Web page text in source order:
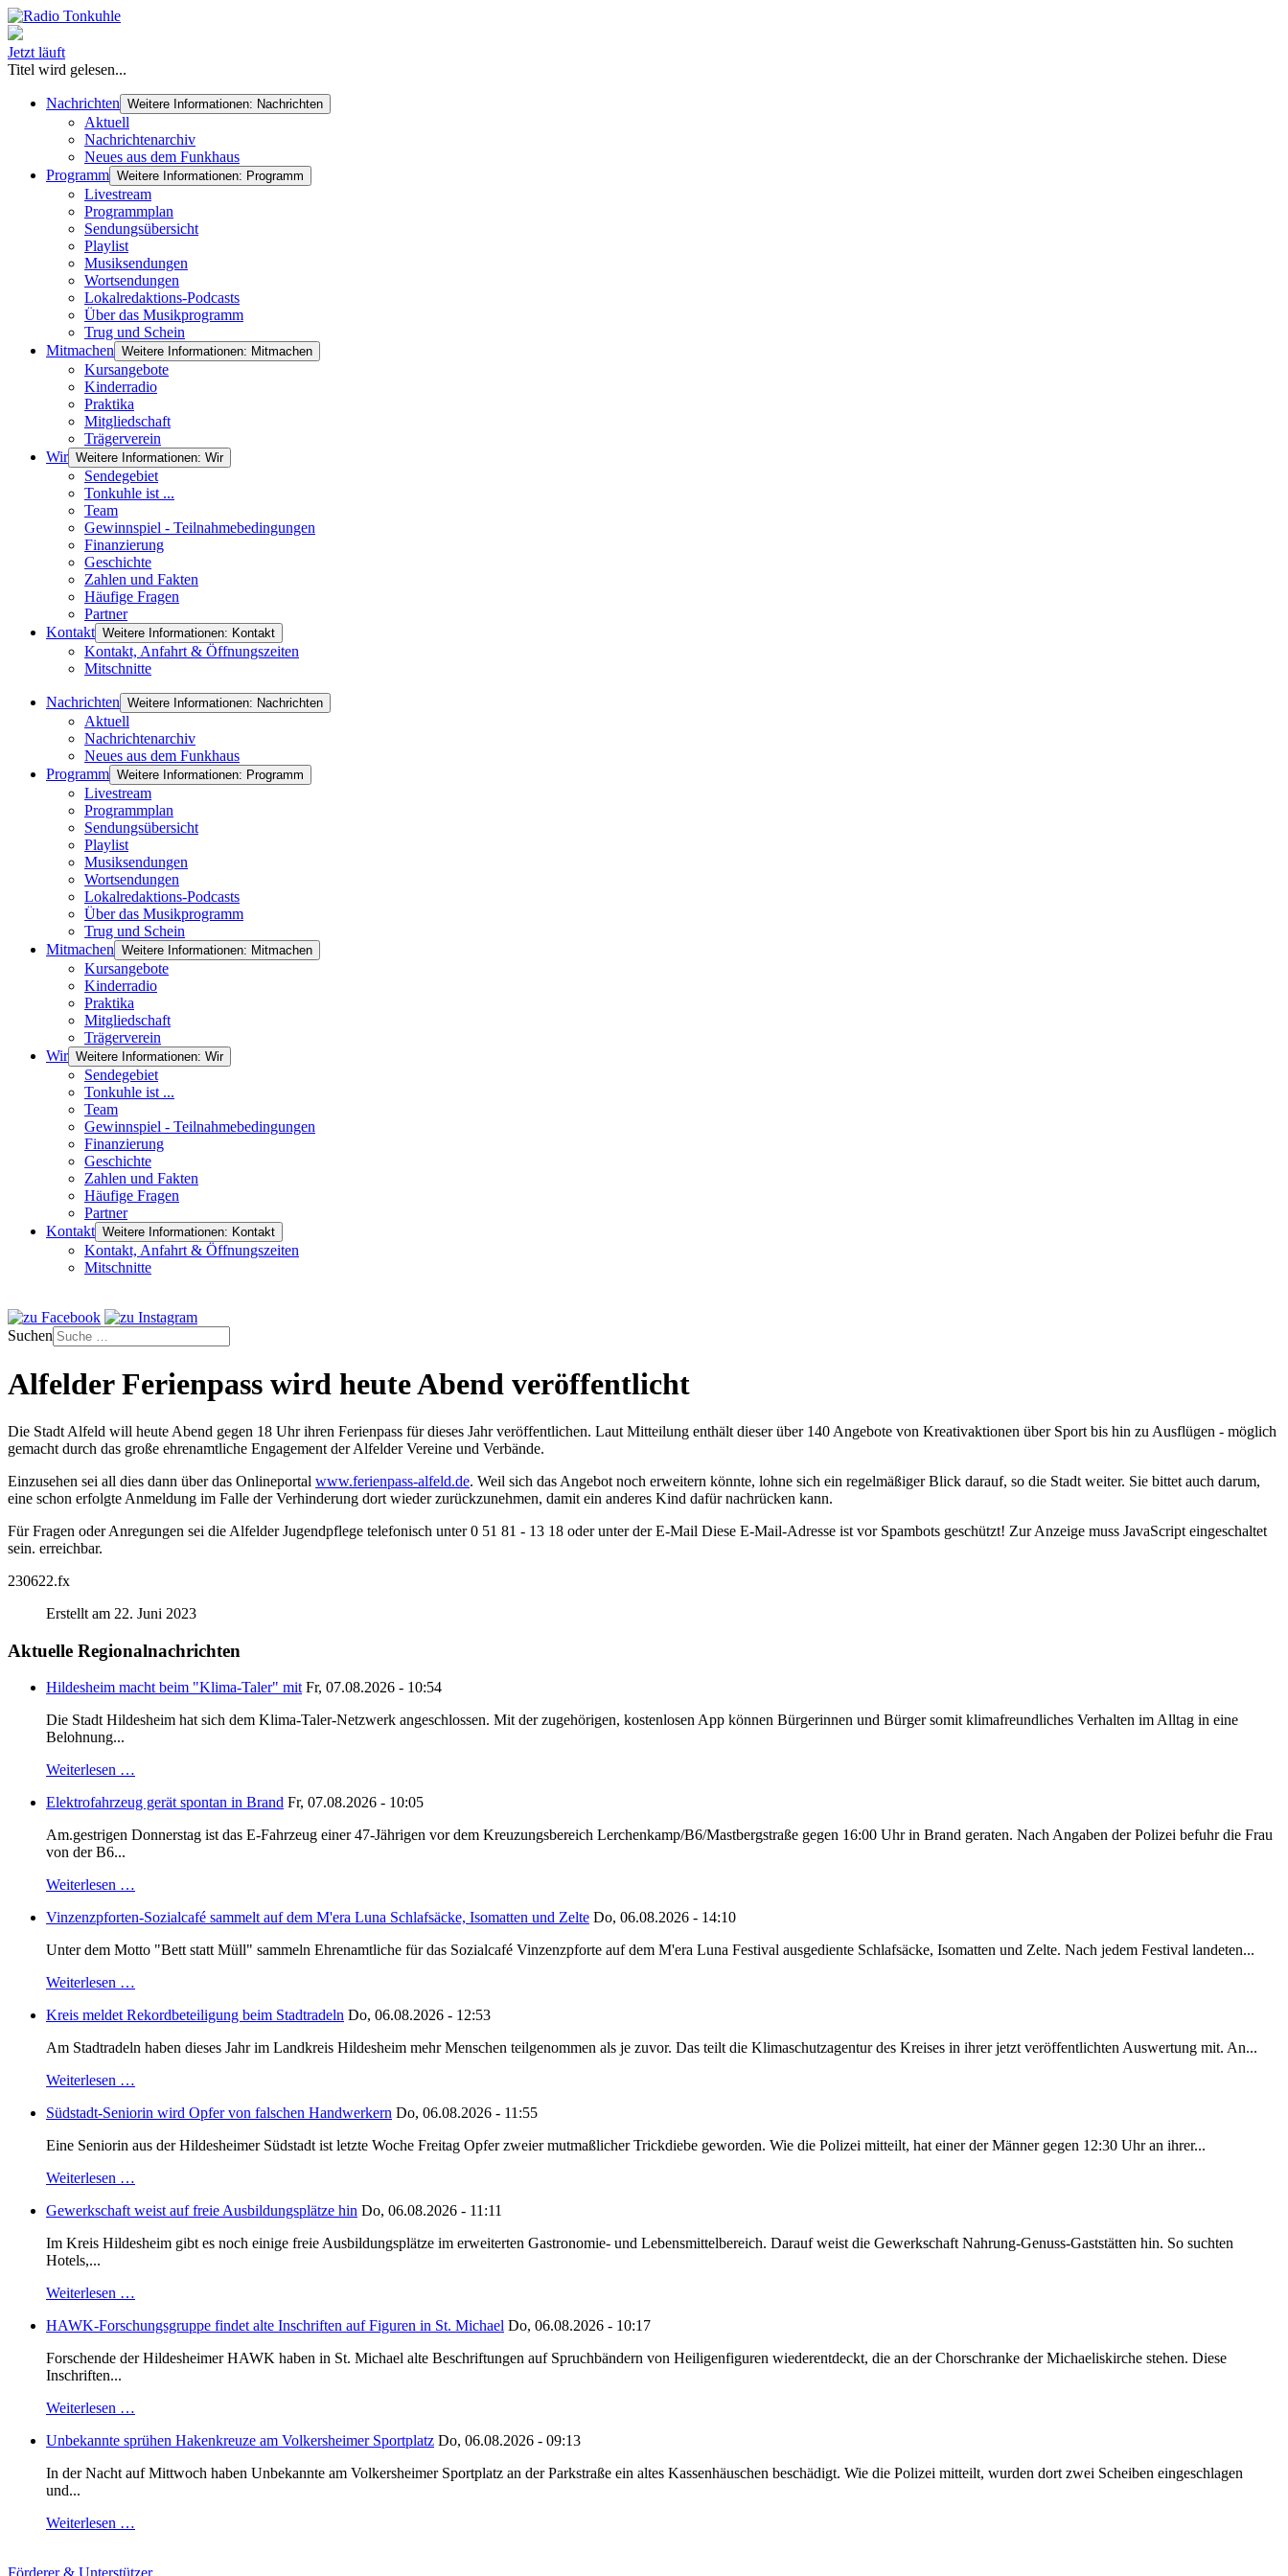
Jetzt läuft
Titel wird gelesen...
Nachrichten Weitere Informationen: Nachrichten
Aktuell
Nachrichtenarchiv
Neues aus dem Funkhaus
Programm Weitere Informationen: Programm
Livestream
Programmplan
Sendungsübersicht
Playlist
Musiksendungen
Wortsendungen
Lokalredaktions-Podcasts
Über das Musikprogramm
Trug und Schein
Mitmachen Weitere Informationen: Mitmachen
Kursangebote
Kinderradio
Praktika
Mitgliedschaft
Trägerverein
Wir Weitere Informationen: Wir
Sendegebiet
Tonkuhle ist ...
Team
Gewinnspiel - Teilnahmebedingungen
Finanzierung
Geschichte
Zahlen und Fakten
Häufige Fragen
Partner
Kontakt Weitere Informationen: Kontakt
Kontakt, Anfahrt & Öffnungszeiten
Mitschnitte
Nachrichten Weitere Informationen: Nachrichten
Aktuell
Nachrichtenarchiv
Neues aus dem Funkhaus
Programm Weitere Informationen: Programm
Livestream
Programmplan
Sendungsübersicht
Playlist
Musiksendungen
Wortsendungen
Lokalredaktions-Podcasts
Über das Musikprogramm
Trug und Schein
Mitmachen Weitere Informationen: Mitmachen
Kursangebote
Kinderradio
Praktika
Mitgliedschaft
Trägerverein
Wir Weitere Informationen: Wir
Sendegebiet
Tonkuhle ist ...
Team
Gewinnspiel - Teilnahmebedingungen
Finanzierung
Geschichte
Zahlen und Fakten
Häufige Fragen
Partner
Kontakt Weitere Informationen: Kontakt
Kontakt, Anfahrt & Öffnungszeiten
Mitschnitte
Suchen
Alfelder Ferienpass wird heute Abend veröffentlicht
Die Stadt Alfeld will heute Abend gegen 18 Uhr ihren Ferienpass für dieses Jahr veröffentlichen. Laut Mitteilung enthält dieser über 140 Angebote von Kreativaktionen über Sport bis hin zu Ausflügen - möglich
gemacht durch das große ehrenamtliche Engagement der Alfelder Vereine und Verbände.
Einzusehen sei all dies dann über das Onlineportal www.ferienpass-alfeld.de. Weil sich das Angebot noch erweitern könnte, lohne sich ein regelmäßiger Blick darauf, so die Stadt weiter. Sie bittet auch darum,
eine schon erfolgte Anmeldung im Falle der Verhinderung dort wieder zurückzunehmen, damit ein anderes Kind dafür nachrücken kann.
Für Fragen oder Anregungen sei die Alfelder Jugendpflege telefonisch unter 0 51 81 - 13 18 oder unter der E-Mail Diese E-Mail-Adresse ist vor Spambots geschützt! Zur Anzeige muss JavaScript eingeschaltet
sein. erreichbar.
230622.fx
Erstellt am 22. Juni 2023
Aktuelle Regionalnachrichten
Hildesheim macht beim "Klima-Taler" mit Fr, 07.08.2026 - 10:54
Die Stadt Hildesheim hat sich dem Klima-Taler-Netzwerk angeschlossen. Mit der zugehörigen, kostenlosen App können Bürgerinnen und Bürger somit klimafreundliches Verhalten im Alltag in eine
Belohnung...
Weiterlesen …
Elektrofahrzeug gerät spontan in Brand Fr, 07.08.2026 - 10:05
Am.gestrigen Donnerstag ist das E-Fahrzeug einer 47-Jährigen vor dem Kreuzungsbereich Lerchenkamp/B6/Mastbergstraße gegen 16:00 Uhr in Brand geraten. Nach Angaben der Polizei befuhr die Frau
von der B6...
Weiterlesen …
Vinzenzpforten-Sozialcafé sammelt auf dem M'era Luna Schlafsäcke, Isomatten und Zelte Do, 06.08.2026 - 14:10
Unter dem Motto "Bett statt Müll" sammeln Ehrenamtliche für das Sozialcafé Vinzenzpforte auf dem M'era Luna Festival ausgediente Schlafsäcke, Isomatten und Zelte. Nach jedem Festival landeten...
Weiterlesen …
Kreis meldet Rekordbeteiligung beim Stadtradeln Do, 06.08.2026 - 12:53
Am Stadtradeln haben dieses Jahr im Landkreis Hildesheim mehr Menschen teilgenommen als je zuvor. Das teilt die Klimaschutzagentur des Kreises in ihrer jetzt veröffentlichten Auswertung mit. An...
Weiterlesen …
Südstadt-Seniorin wird Opfer von falschen Handwerkern Do, 06.08.2026 - 11:55
Eine Seniorin aus der Hildesheimer Südstadt ist letzte Woche Freitag Opfer zweier mutmaßlicher Trickdiebe geworden. Wie die Polizei mitteilt, hat einer der Männer gegen 12:30 Uhr an ihrer...
Weiterlesen …
Gewerkschaft weist auf freie Ausbildungsplätze hin Do, 06.08.2026 - 11:11
Im Kreis Hildesheim gibt es noch einige freie Ausbildungsplätze im erweiterten Gastronomie- und Lebensmittelbereich. Darauf weist die Gewerkschaft Nahrung-Genuss-Gaststätten hin. So suchten
Hotels,...
Weiterlesen …
HAWK-Forschungsgruppe findet alte Inschriften auf Figuren in St. Michael Do, 06.08.2026 - 10:17
Forschende der Hildesheimer HAWK haben in St. Michael alte Beschriftungen auf Spruchbändern von Heiligenfiguren wiederentdeckt, die an der Chorschranke der Michaeliskirche stehen. Diese
Inschriften...
Weiterlesen …
Unbekannte sprühen Hakenkreuze am Volkersheimer Sportplatz Do, 06.08.2026 - 09:13
In der Nacht auf Mittwoch haben Unbekannte am Volkersheimer Sportplatz an der Parkstraße ein altes Kassenhäuschen beschädigt. Wie die Polizei mitteilt, wurden dort zwei Scheiben eingeschlagen
und...
Weiterlesen …